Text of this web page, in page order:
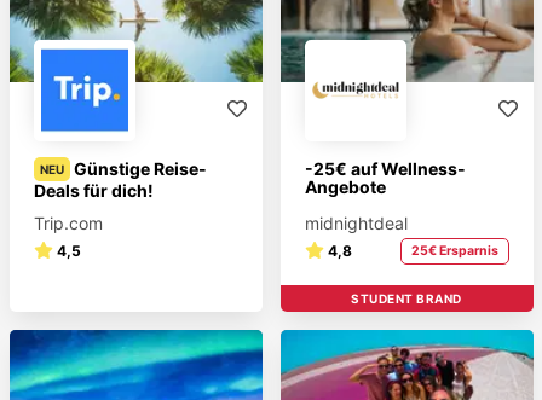
NEU
Günstige Reise-
Deals für dich!
Trip.com
4,5
-25€ auf Wellness-
Angebote
midnightdeal
4,8 25€ Ersparnis
STUDENT BRAND